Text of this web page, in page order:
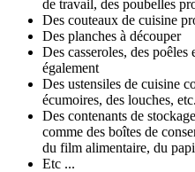
de travail, des poubelles
Des couteaux de cuisine
Des planches à découper
Des casseroles, des
également
Des ustensiles de cuisine
écumoires, des louches,
Des contenants de
comme des boîtes de
du film alimentaire, du
Etc ...